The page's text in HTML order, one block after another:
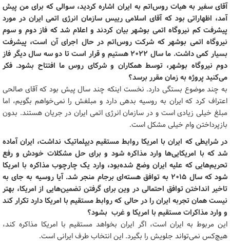
آقای سفیر به هیات روس‌اتم به ایران اشاره کردید، سوالی که برای من پیش
آمد، اظهاراتی بود که آقای اسلامی رییس سازمان انرژی اتمی ایران در مورد
پیشرفت کم نیروگاه اتمی بوشهر بیان کردند و اعلام شد که فاز دوم و سوم
نیروگاه اتمی بوشهر که شرکت روس‌اتم در حال اجرای آن است، پیشرفت
بسیار کمی داشت. ما سال ۲۰۲۲ هستیم و قرار است تا دو سه سال دیگر فاز
دوم نیروگاه بوشهر، توسط همکاران و شرکای روس ما افتتاح بشود. فکر
می‌کنید پروژه به زمان مقرر برسد؟
به چند موضوع بستگی دارد. نخست اینکه چند سال پیش بود که آقای صالحی
اعتراف کرد که ایران به روسیه بدهی دارد و مبلغش را نمی‌خواهم بگویم، اما
مبلغ خیلی زیادی است و در سازمان انرژی اتمی ایران در جریان هستند. بدون
بازپرداختن وام خیلی مشکل است.
در شرایطی که ایران با امریکا روابط مستقیم دیپلماتیک نداشت، ایران آماده
شد که با امریکایی‌ها وارد مذاکره شود و برای حل مشکلات خودش و رفع
تحریم‌هایی که علیه ایران وضع شده‌بود، وارد یک چارچوب مذاکره با امریکا
شود که سال ۲۰۱۵ به توافق هسته‌ای برجام منجر شد. آیا روسیه به جای به
تاخیر انداختن توافق احتمالی در وین برای گرفتن تضمین‌هایی از امریکا، بهتر
نیست همان تجربه ایران را در حالی که روابط مستقیم با امریکا دارد تکرار کند
و وارد مذاکرات مستقیم با امریکا و غرب بشود؟
این مربوط به ایران است، اگر ایران بخواهد مستقیم با امریکا مذاکره کند،
هیچ‌کس نمی‌تواند جلویش را بگیرد. این انتخاب طرف ایرانی است.